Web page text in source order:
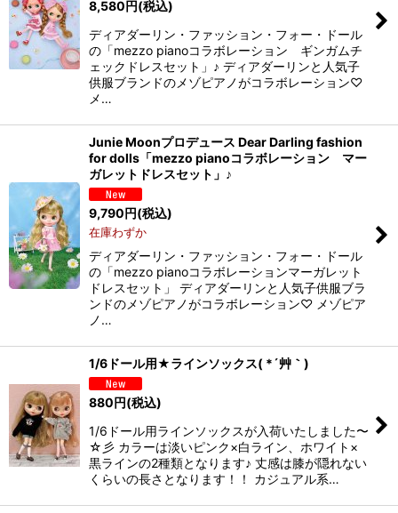
8,580円(税込)
ディアダーリン・ファッション・フォー・ドール
の「mezzo pianoコラボレーション ギンガムチ
ェックドレスセット」♪ ディアダーリンと人気子
供服ブランドのメゾピアノがコラボレーション♡
メ…
Junie Moonプロデュース Dear Darling fashion
for dolls「mezzo pianoコラボレーション マー
ガレットドレスセット」♪
9,790円(税込)
在庫わずか
ディアダーリン・ファッション・フォー・ドール
の「mezzo pianoコラボレーションマーガレット
ドレスセット」 ディアダーリンと人気子供服ブラ
ンドのメゾピアノがコラボレーション♡ メゾピア
ノ…
1/6ドール用★ラインソックス( *´艸｀)
880円(税込)
1/6ドール用ラインソックスが入荷いたしました〜
☆彡 カラーは淡いピンク×白ライン、ホワイト×
黒ラインの2種類となります♪ 丈感は膝が隠れない
くらいの長さとなります！！ カジュアル系…